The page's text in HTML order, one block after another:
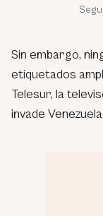
Sin embargo,
etiquetados
Telesur, la
invade Venezuela.